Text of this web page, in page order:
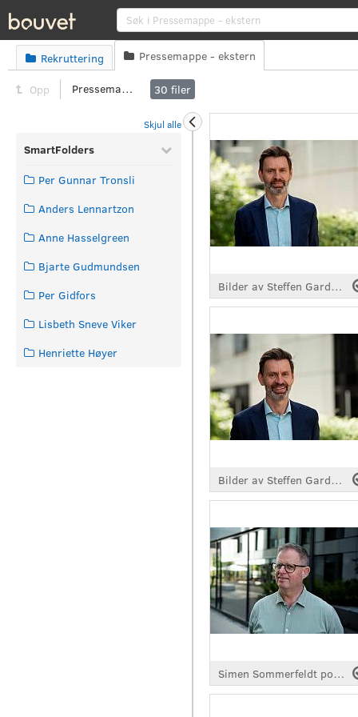
 Rekruttering  Pressemappe - ekstern
Opp Pressemappe - ekstern 30 filer
Skjul alle
SmartFolders
Per Gunnar Tronsli
Anders Lennartzon
Anne Hasselgreen
Bjarte Gudmundsen
Per Gidfors
Lisbeth Sneve Viker
Henriette Høyer
Bilder av Steffen Garder, CFO, Bouvet
Bilder av Steffen Garder, CFO, Bouvet
Simen Sommerfeldt portretter